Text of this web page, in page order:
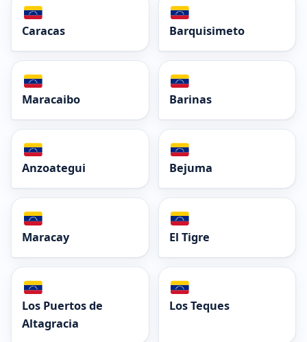
Caracas Barquisimeto
Maracaibo Barinas
Anzoategui Bejuma
Maracay El Tigre
Los Puertos de
Altagracia
Los Teques